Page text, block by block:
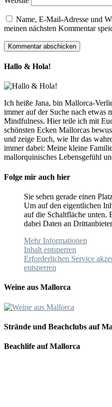
Name, E-Mail-Adresse und
meinen nächsten Kommentar
Hallo & Hola!
Ich heiße Jana, bin Mallorca-
immer auf der Suche nach etwas
Mindfulness. Hier teile ich mit
schönsten Ecken Mallorcas
und zeige Euch, wie Ihr das
immer dabei: Meine kleine
mallorquinisches Lebensgefühl
Folge mir auch hier
Sie sehen gerade einen
Um auf den eigentlichen
auf die Schaltfläche unten.
dabei Daten an
Mehr Informationen
Inhalt entsperren
Erforderlichen Service
entsperren
Weine aus Mallorca
Strände und Beachclubs auf
Beachlife auf Mallorca